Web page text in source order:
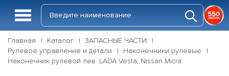
Главная Каталог
ЗАПАСНЫЕ ЧАСТИ
Рулевое управление и детали
Наконечники рулевые
Наконечник рулевой лев. LADA Vesta, Nissan Micra